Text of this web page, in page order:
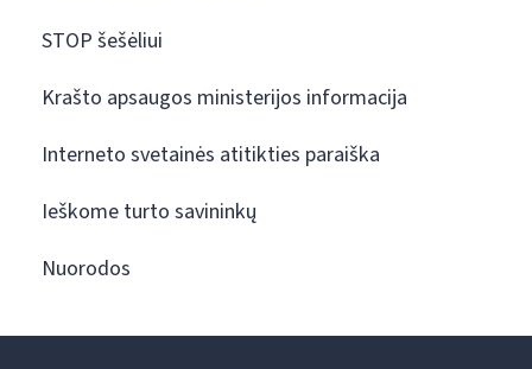
STOP šešėliui
Krašto apsaugos ministerijos informacija
Interneto svetainės atitikties paraiška
Ieškome turto savininkų
Nuorodos